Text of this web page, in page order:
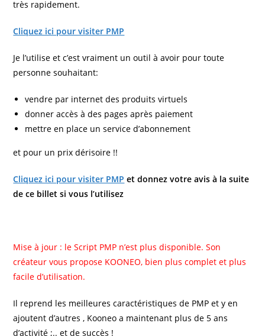
très rapidement.
Cliquez ici pour visiter PMP
Je l’utilise et c’est vraiment un outil à avoir pour toute
personne souhaitant:
vendre par internet des produits virtuels
donner accès à des pages après paiement
mettre en place un service d’abonnement
et pour un prix dérisoire !!
Cliquez ici pour visiter PMP et donnez votre avis à la suite
de ce billet si vous l’utilisez
Mise à jour : le Script PMP n’est plus disponible. Son
créateur vous propose KOONEO, bien plus complet et plus
facile d’utilisation.
Il reprend les meilleures caractéristiques de PMP et y en
ajoutent d’autres , Kooneo a maintenant plus de 5 ans
d’activité ;.. et de succès !